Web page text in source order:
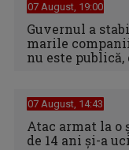
07 August, 19:00
Guvernul a
marile
nu este
07 August, 14:43
Atac armat la o
de 14 ani și-a